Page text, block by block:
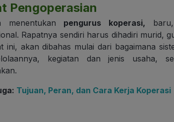
Pengoperasian
menentukan pengurus koperasi,
Rapatnya sendiri harus dihadiri murid,
ini, akan dibahas mulai dari bagaimana
kegiatan dan jenis usaha,
Tujuan, Peran, dan Cara Kerja Koperasi